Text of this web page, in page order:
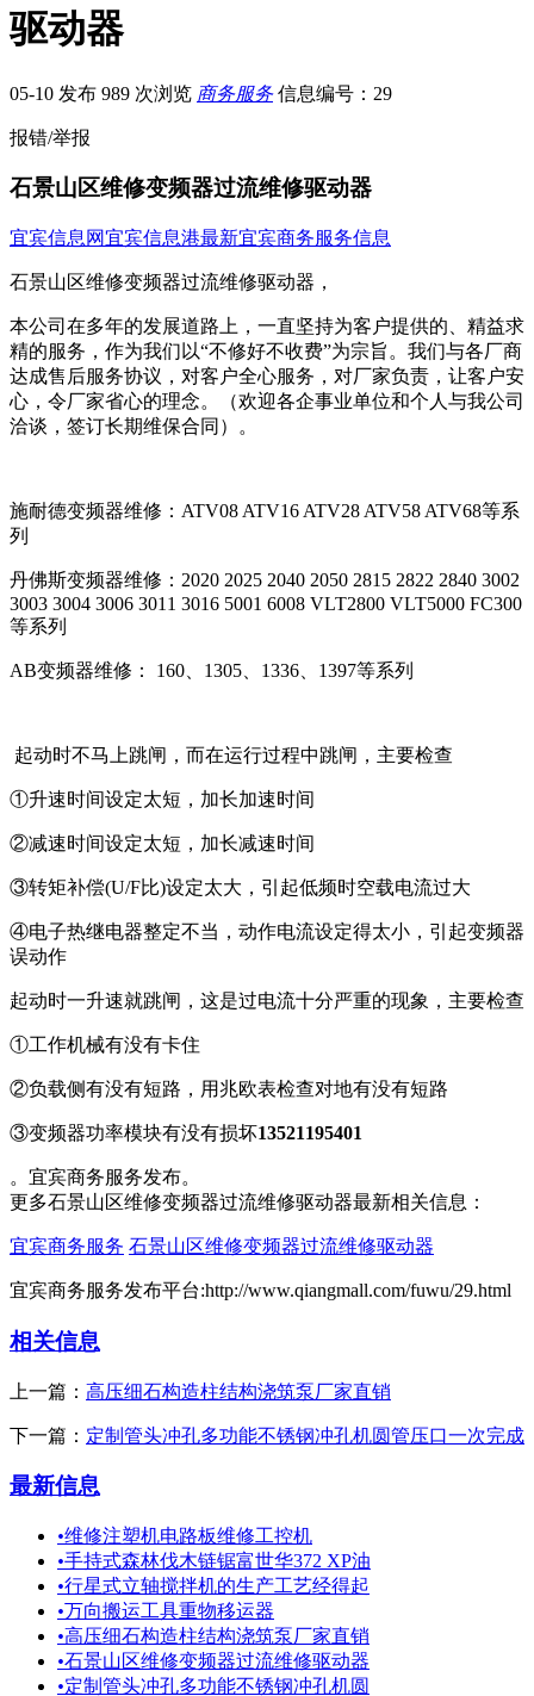
驱动器
05-10 发布 989 次浏览 商务服务 信息编号：29
报错/举报
石景山区维修变频器过流维修驱动器
宜宾信息网宜宾信息港最新宜宾商务服务信息
石景山区维修变频器过流维修驱动器，
本公司在多年的发展道路上，一直坚持为客户提供的、精益求
精的服务，作为我们以“不修好不收费”为宗旨。我们与各厂商
达成售后服务协议，对客户全心服务，对厂家负责，让客户安
心，令厂家省心的理念。（欢迎各企事业单位和个人与我公司
洽谈，签订长期维保合同）。
施耐德变频器维修：ATV08 ATV16 ATV28 ATV58 ATV68等系
列
丹佛斯变频器维修：2020 2025 2040 2050 2815 2822 2840 3002
3003 3004 3006 3011 3016 5001 6008 VLT2800 VLT5000 FC300
等系列
AB变频器维修： 160、1305、1336、1397等系列
起动时不马上跳闸，而在运行过程中跳闸，主要检查
①升速时间设定太短，加长加速时间
②减速时间设定太短，加长减速时间
③转矩补偿(U/F比)设定太大，引起低频时空载电流过大
④电子热继电器整定不当，动作电流设定得太小，引起变频器
误动作
起动时一升速就跳闸，这是过电流十分严重的现象，主要检查
①工作机械有没有卡住
②负载侧有没有短路，用兆欧表检查对地有没有短路
③变频器功率模块有没有损坏13521195401
。宜宾商务服务发布。
更多石景山区维修变频器过流维修驱动器最新相关信息：
宜宾商务服务 石景山区维修变频器过流维修驱动器
宜宾商务服务发布平台:http://www.qiangmall.com/fuwu/29.html
相关信息
上一篇： 高压细石构造柱结构浇筑泵厂家直销
下一篇： 定制管头冲孔多功能不锈钢冲孔机圆管压口一次完成
最新信息
•维修注塑机电路板维修工控机
•手持式森林伐木链锯富世华372 XP油
•行星式立轴搅拌机的生产工艺经得起
•万向搬运工具重物移运器
•高压细石构造柱结构浇筑泵厂家直销
•石景山区维修变频器过流维修驱动器
•定制管头冲孔多功能不锈钢冲孔机圆